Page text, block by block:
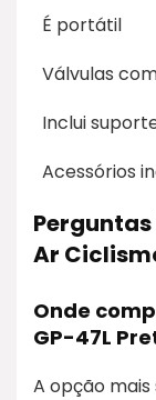
É portátil
Válvulas
Inclui
Acessórios
Ar
Onde
GP-47L
A opção